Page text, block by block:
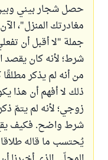
حصل شجار بيني
مغادرتك المنزل"،
جملة "لا أقبل أن
شرط؛ لأنه كان يقصد
من أنه لم يذكر
ذلك لا أفهم أن هذا
زوجي؛ لأنه لم يتمّ
شرط واضح. فكيف
يُحتسب ما قاله